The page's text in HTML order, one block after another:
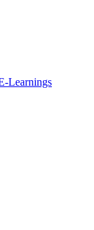
Learnings